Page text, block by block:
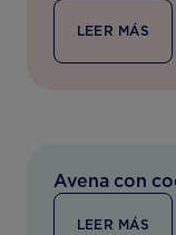
LEER MÁS
Avena con
LEER MÁS